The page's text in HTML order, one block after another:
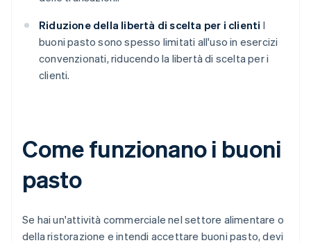
Riduzione della libertà di scelta per i clienti I
buoni pasto sono spesso limitati all'uso in esercizi
convenzionati, riducendo la libertà di scelta per i
clienti.
Come funzionano i buoni
pasto
Se hai un'attività commerciale nel settore alimentare o
della ristorazione e intendi accettare buoni pasto, devi